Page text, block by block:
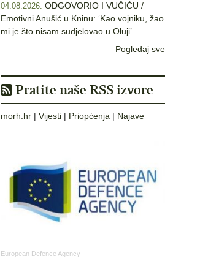
04.08.2026. ODGOVORIO I VUČIĆU /
Emotivni Anušić u Kninu: ‘Kao vojniku, žao
mi je što nisam sudjelovao u Oluji’
Pogledaj sve
Pratite naše RSS izvore
morh.hr | Vijesti | Priopćenja | Najave
European Defence Agency